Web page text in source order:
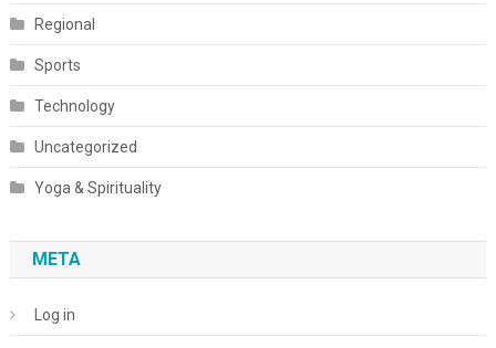
Regional
Sports
Technology
Uncategorized
Yoga & Spirituality
META
Log in